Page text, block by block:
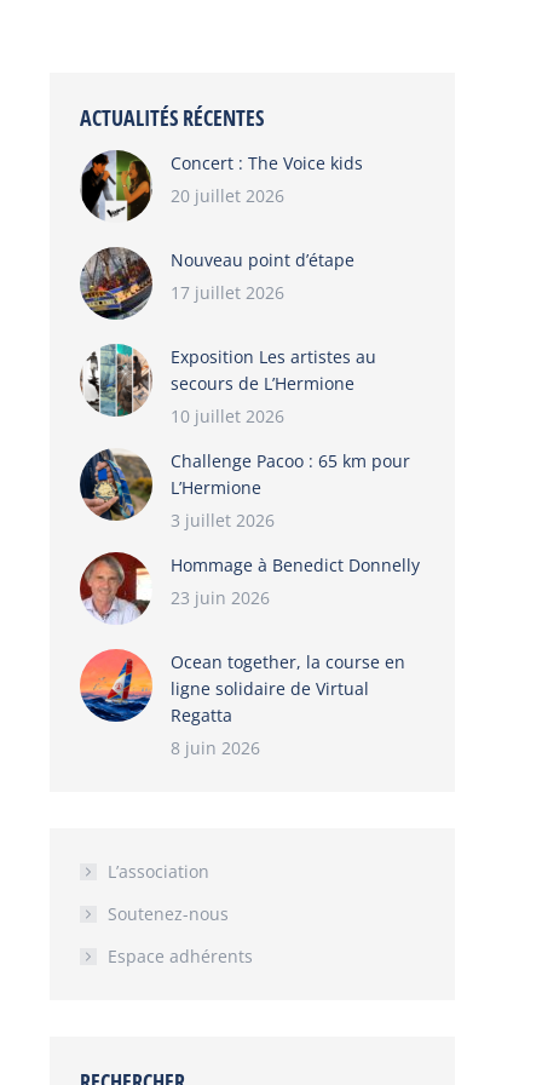
ACTUALITÉS RÉCENTES
Concert : The Voice kids
20 juillet 2026
Nouveau point d’étape
17 juillet 2026
Exposition Les artistes au
secours de L’Hermione
10 juillet 2026
Challenge Pacoo : 65 km pour
L’Hermione
3 juillet 2026
Hommage à Benedict Donnelly
23 juin 2026
Ocean together, la course en
ligne solidaire de Virtual
Regatta
8 juin 2026
L’association
Soutenez-nous
Espace adhérents